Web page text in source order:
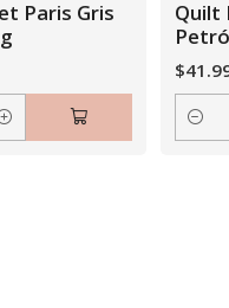
Paris Gris
Quilt